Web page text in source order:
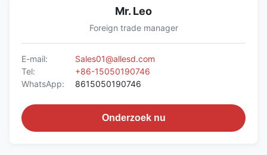
Mr. Leo
Foreign trade manager
E-mail:
Sales01@allesd.com
Tel:
+86-15050190746
WhatsApp:
8615050190746
Onderzoek nu